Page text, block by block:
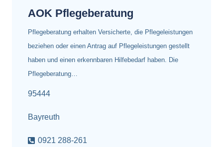
AOK Pflegeberatung
Pflegeberatung erhalten Versicherte, die Pflegeleistungen
beziehen oder einen Antrag auf Pflegeleistungen gestellt
haben und einen erkennbaren Hilfebedarf haben. Die
Pflegeberatung…
95444
Bayreuth
0921 288-261